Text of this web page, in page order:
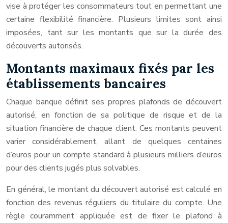
vise à protéger les consommateurs tout en permettant une
certaine flexibilité financière. Plusieurs limites sont ainsi
imposées, tant sur les montants que sur la durée des
découverts autorisés.
Montants maximaux fixés par les
établissements bancaires
Chaque banque définit ses propres plafonds de découvert
autorisé, en fonction de sa politique de risque et de la
situation financière de chaque client. Ces montants peuvent
varier considérablement, allant de quelques centaines
d’euros pour un compte standard à plusieurs milliers d’euros
pour des clients jugés plus solvables.
En général, le montant du découvert autorisé est calculé en
fonction des revenus réguliers du titulaire du compte. Une
règle couramment appliquée est de fixer le plafond à